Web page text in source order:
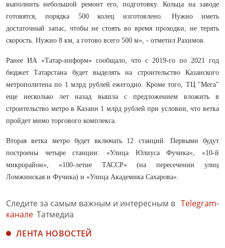
выполнить небольшой ремонт его, подготовку. Кольца на заводе
готовятся, порядка 500 колец изготовлено. Нужно иметь
достаточный запас, чтобы не стоять во время проходки, не терять
скорость. Нужно 8 км, а готово всего 500 м», - отметил Рахимов.
Ранее ИА «Татар-информ» сообщало, что с 2019-го по 2021 год
бюджет Татарстана будет выделять на строительство Казанского
метрополитена по 1 млрд рублей ежегодно. Кроме того, ТЦ "Мега"
еще несколько лет назад вышла с предложением вложить в
строительство метро в Казани 1 млрд рублей при условии, что ветка
пройдет мимо торгового комплекса.
Вторая ветка метро будет включать 12 станций. Первыми будут
построены четыре станции: «Улица Юлиуса Фучика», «10-й
микрорайон», «100-летие ТАССР» (на пересечении улиц
Ломжинская и Фучика) и «Улица Академика Сахарова».
Следите за самым важным и интересным в Telegram-
канале Татмедиа
ЛЕНТА НОВОСТЕЙ